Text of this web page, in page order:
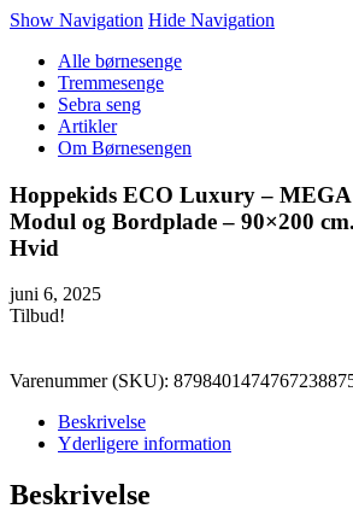
Show Navigation Hide Navigation
Alle børnesenge
Tremmesenge
Sebra seng
Artikler
Om Børnesengen
Hoppekids ECO Luxury – MEGA
Modul og Bordplade – 90×200
Hvid
juni 6, 2025
Tilbud!
Varenummer (SKU):
Beskrivelse
Yderligere information
Beskrivelse